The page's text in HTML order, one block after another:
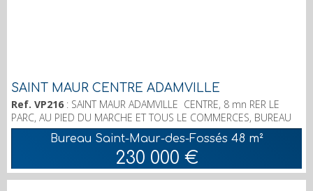
SAINT MAUR CENTRE ADAMVILLE
Ref. VP216 : SAINT MAUR ADAMVILLE CENTRE, 8 mn RER LE
PARC, AU PIED DU MARCHE ET TOUS LE COMMERCES, BUREAU
3 PIECES 48 M2 ENV. AU REZ DE CHAUSSEE SUR COUR., IDEAL
PROFESSION LIBERALE, SIEGE SOCIAL. LOUE PRECEDEMMENT
EN HABITATION : GRANDE ENTREE, SEJOUR AVEC COIN CUISINE
AMENAGEE, CHAMBRE, SALLE D'EAU AVEC WC; EMPLACEMENT
DE PARKING EXTERIEUR; AGENCE ALL IMMO 3 AVENUE
Bureau Saint-Maur-des-Fossés 48 m²
230 000 €